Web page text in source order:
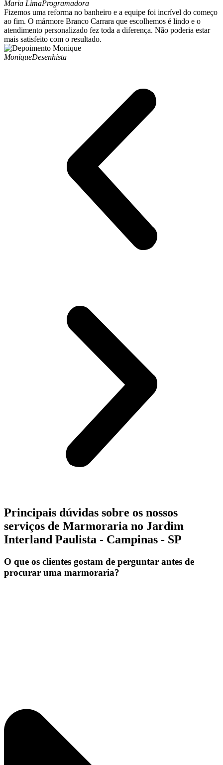
Maria LimaProgramadora
Fizemos uma reforma no banheiro e a equipe foi incrível do começo
ao fim. O mármore Branco Carrara que escolhemos é lindo e o
atendimento personalizado fez toda a diferença. Não poderia estar
mais satisfeito com o resultado.
MoniqueDesenhista
Principais dúvidas sobre os nossos
serviços de Marmoraria no Jardim
Interland Paulista - Campinas - SP
O que os clientes gostam de perguntar antes de
procurar uma marmoraria?